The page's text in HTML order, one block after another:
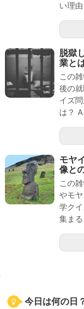
い理
脱獄
業と
この
後の
イズ
は？
モヤ
像と
この
やモ
学ク
集ま
今日は何の日